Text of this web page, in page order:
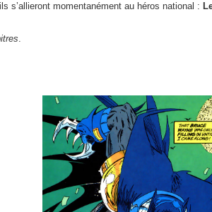
s’allieront momentanément au héros national :
.